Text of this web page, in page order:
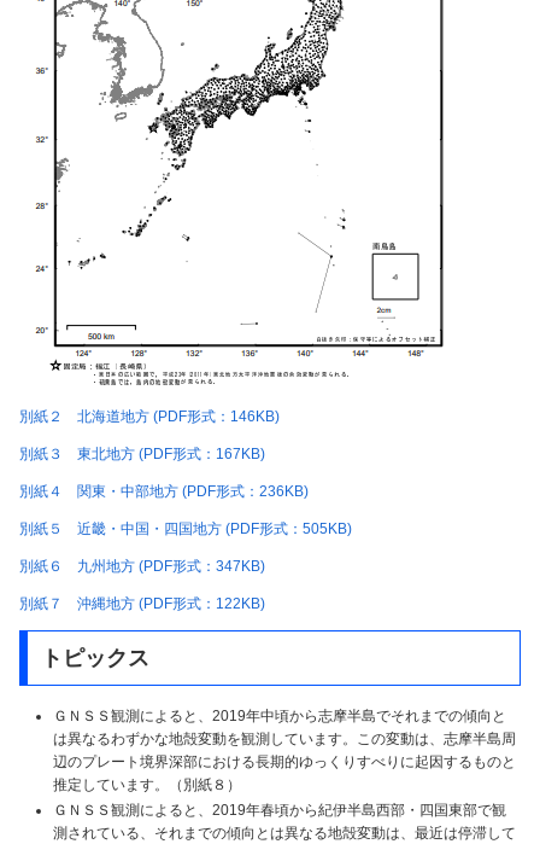
別紙２ 北海道地方 (PDF形式：146KB)
別紙３ 東北地方 (PDF形式：167KB)
別紙４ 関東・中部地方 (PDF形式：236KB)
別紙５ 近畿・中国・四国地方 (PDF形式：505KB)
別紙６ 九州地方 (PDF形式：347KB)
別紙７ 沖縄地方 (PDF形式：122KB)
トピックス
ＧＮＳＳ観測によると、2019年中頃から志摩半島でそれまでの傾向と
は異なるわずかな地殻変動を観測しています。この変動は、志摩半島周
辺のプレート境界深部における長期的ゆっくりすべりに起因するものと
推定しています。（別紙８）
ＧＮＳＳ観測によると、2019年春頃から紀伊半島西部・四国東部で観
測されている、それまでの傾向とは異なる地殻変動は、最近は停滞して